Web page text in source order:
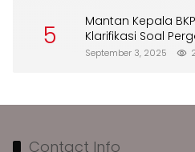
5
Mantan Kepala
Klarifikasi Soal
September 3, 2025
Contact Info